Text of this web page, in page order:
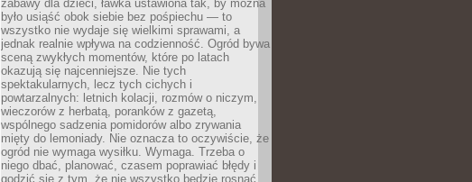
zabawy dla dzieci, ławka ustawiona tak, by można
było usiąść obok siebie bez pośpiechu — to
wszystko nie wydaje się wielkimi sprawami, a
jednak realnie wpływa na codzienność. Ogród bywa
sceną zwykłych momentów, które po latach
okazują się najcenniejsze. Nie tych
spektakularnych, lecz tych cichych i
powtarzalnych: letnich kolacji, rozmów o niczym,
wieczorów z herbatą, poranków z gazetą,
wspólnego sadzenia pomidorów albo zrywania
mięty do lemoniady. Nie oznacza to oczywiście, że
ogród nie wymaga wysiłku. Wymaga. Trzeba o
niego dbać, planować, czasem poprawiać błędy i
godzić się z tym, że nie wszystko będzie rosnąć